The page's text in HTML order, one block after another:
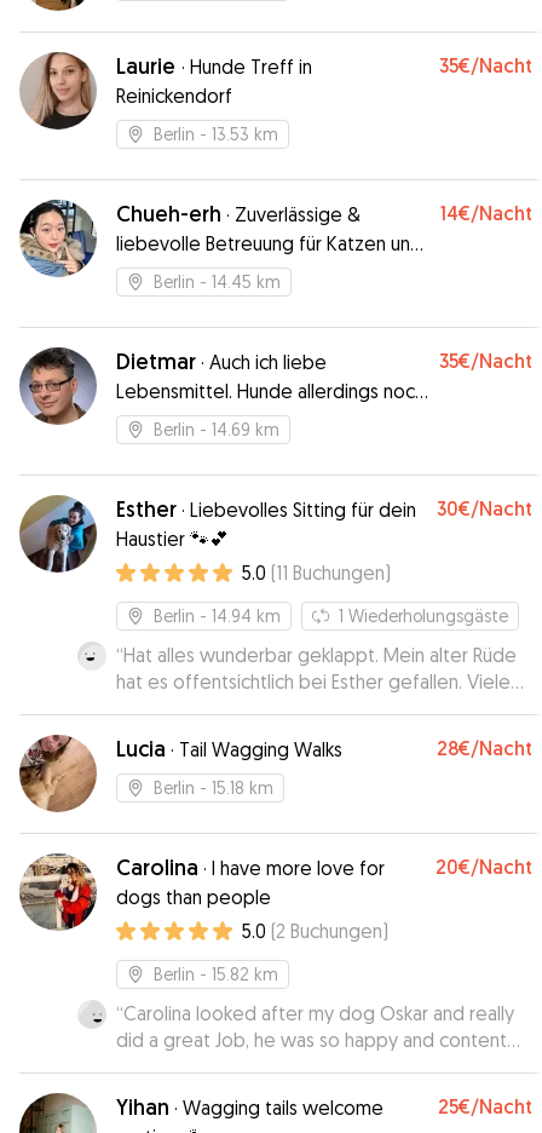
Laurie · Hunde Treff in
Reinickendorf
35€/Nacht
Berlin - 13.53 km
Chueh-erh · Zuverlässige &
liebevolle Betreuung für Katzen und
kleine Hunde
14€/Nacht
Berlin - 14.45 km
Dietmar · Auch ich liebe
Lebensmittel. Hunde allerdings noch
mehr.
35€/Nacht
Berlin - 14.69 km
Esther · Liebevolles Sitting für dein
Haustier 🐾💕
30€/Nacht
5.0 (11 Buchungen)
Berlin - 14.94 km 1 Wiederholungsgäste
“Hat alles wunderbar geklappt. Mein alter Rüde
hat es offentsichtlich bei Esther gefallen. Vielen
Dank”
Lucia · Tail Wagging Walks 28€/Nacht
Berlin - 15.18 km
Carolina · I have more love for
dogs than people
20€/Nacht
5.0 (2 Buchungen)
Berlin - 15.82 km
“Carolina looked after my dog Oskar and really
did a great Job, he was so happy and content
when i picked him up again, 10/10 would
definetly book her again 😘
Yihan · Wagging tails welcome
25€/Nacht